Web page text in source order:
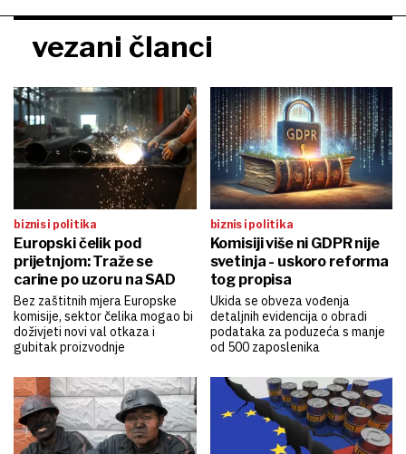
vezani članci
biznis i politika
Europski čelik pod
prijetnjom: Traže se
carine po uzoru na SAD
Bez zaštitnih mjera Europske
komisije, sektor čelika mogao bi
doživjeti novi val otkaza i
gubitak proizvodnje
biznis i politika
Komisiji više ni GDPR nije
svetinja - uskoro reforma
tog propisa
Ukida se obveza vođenja
detaljnih evidencija o obradi
podataka za poduzeća s manje
od 500 zaposlenika